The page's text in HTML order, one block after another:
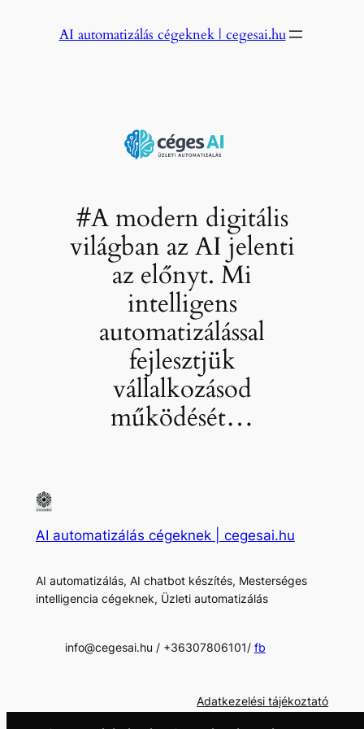
AI automatizálás cégeknek | cegesai.hu
#A modern digitális
világban az AI jelenti
az előnyt. Mi
intelligens
automatizálással
fejlesztjük
vállalkozásod
működését…
AI automatizálás cégeknek | cegesai.hu
AI automatizálás, AI chatbot készítés, Mesterséges
intelligencia cégeknek, Üzleti automatizálás
info@cegesai.hu / +36307806101/ fb
Adatkezelési tájékoztató